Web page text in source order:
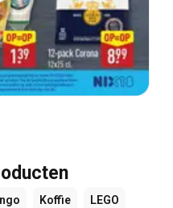
Koffie LEGO